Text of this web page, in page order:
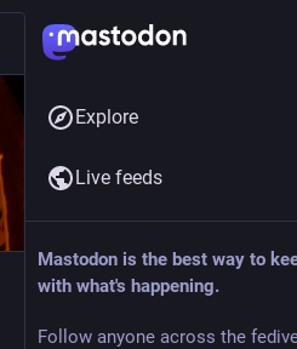
Explore
Live feeds
Mastodon is the best way to
with what's happening.
Follow anyone across the